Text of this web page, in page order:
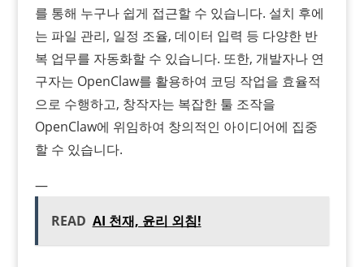
를 통해 누구나 쉽게 접근할 수 있습니다. 설치 후에
는 파일 관리, 일정 조율, 데이터 입력 등 다양한 반
복 업무를 자동화할 수 있습니다. 또한, 개발자나 연
구자는 OpenClaw를 활용하여 코딩 작업을 효율적
으로 수행하고, 창작자는 복잡한 툴 조작을
OpenClaw에 위임하여 창의적인 아이디어에 집중
할 수 있습니다.
—
READ AI 천재, 윤리 외침!